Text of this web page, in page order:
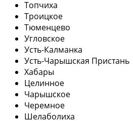
Топчиха
Троицкое
Тюменцево
Угловское
Усть-Калманка
Усть-Чарышская Пристань
Хабары
Целинное
Чарышское
Черемное
Шелаболиха